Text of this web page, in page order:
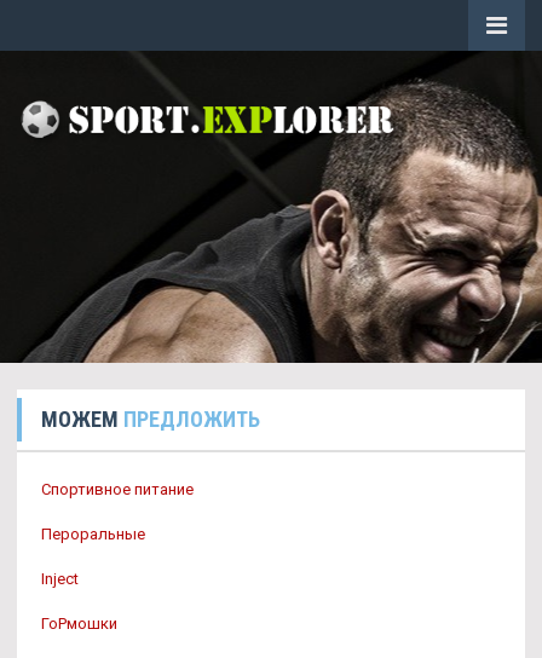
МОЖЕМ ПРЕДЛОЖИТЬ
Спортивное питание
Пероральные
Inject
ГоРмошки